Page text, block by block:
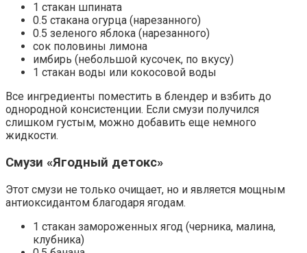
1 стакан шпината
0.5 стакана огурца (нарезанного)
0.5 зеленого яблока (нарезанного)
сок половины лимона
имбирь (небольшой кусочек, по вкусу)
1 стакан воды или кокосовой воды
Все ингредиенты поместить в блендер и взбить до
однородной консистенции. Если смузи получился
слишком густым, можно добавить еще немного
жидкости.
Смузи «Ягодный детокс»
Этот смузи не только очищает, но и является мощным
антиоксидантом благодаря ягодам.
1 стакан замороженных ягод (черника, малина,
клубника)